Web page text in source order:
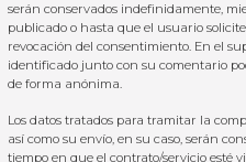
serán conservados indefinidamente,
publicado o hasta que el usuario
revocación del consentimiento. En el
identificado junto con su comentario
de forma anónima.
Los datos tratados para tramitar la
así como su envío, en su caso, serán
tiempo en que el contrato/servicio esté